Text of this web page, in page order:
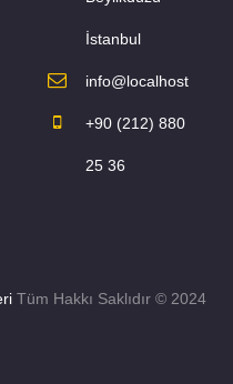
İstanbul
info@localhost
+90 (212) 880
25 36
Tüm Hakkı Saklıdır © 2024